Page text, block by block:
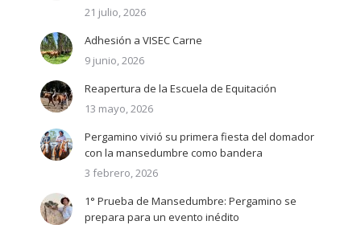
21 julio, 2026
Adhesión a VISEC Carne
9 junio, 2026
Reapertura de la Escuela de Equitación
13 mayo, 2026
Pergamino vivió su primera fiesta del domador
con la mansedumbre como bandera
3 febrero, 2026
1° Prueba de Mansedumbre: Pergamino se
prepara para un evento inédito